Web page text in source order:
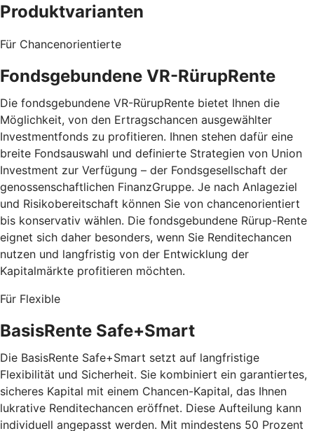
Produktvarianten
Für Chancenorientierte
Fondsgebundene VR-RürupRente
Die fondsgebundene VR-RürupRente bietet Ihnen die
Möglichkeit, von den Ertragschancen ausgewählter
Investmentfonds zu profitieren. Ihnen stehen dafür eine
breite Fondsauswahl und definierte Strategien von Union
Investment zur Verfügung – der Fondsgesellschaft der
genossenschaftlichen FinanzGruppe. Je nach Anlageziel
und Risikobereitschaft können Sie von chancenorientiert
bis konservativ wählen. Die fondsgebundene Rürup-Rente
eignet sich daher besonders, wenn Sie Renditechancen
nutzen und langfristig von der Entwicklung der
Kapitalmärkte profitieren möchten.
Für Flexible
BasisRente Safe+Smart
Die BasisRente Safe+Smart setzt auf langfristige
Flexibilität und Sicherheit. Sie kombiniert ein garantiertes,
sicheres Kapital mit einem Chancen-Kapital, das Ihnen
lukrative Renditechancen eröffnet. Diese Aufteilung kann
individuell angepasst werden. Mit mindestens 50 Prozent